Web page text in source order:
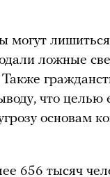
могут
ложные
что целью
основам
656 тысяч